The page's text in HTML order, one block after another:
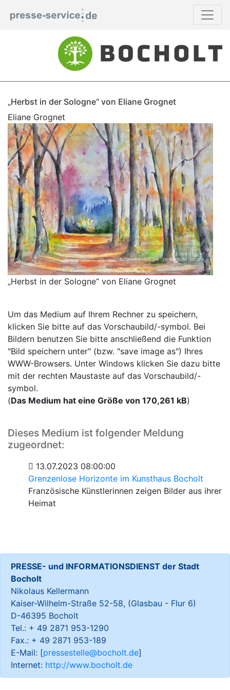
„Herbst in der Sologne“ von Eliane Grognet
Eliane Grognet
„Herbst in der Sologne“ von Eliane Grognet
Um das Medium auf Ihrem Rechner zu speichern,
klicken Sie bitte auf das Vorschaubild/-symbol. Bei
Bildern benutzen Sie bitte anschließend die Funktion
"Bild speichern unter" (bzw. "save image as") Ihres
WWW-Browsers. Unter Windows klicken Sie dazu bitte
mit der rechten Maustaste auf das Vorschaubild/-
symbol.
(Das Medium hat eine Größe von 170,261 kB)
Dieses Medium ist folgender Meldung
zugeordnet:
13.07.2023 08:00:00
Grenzenlose Horizonte im Kunsthaus Bocholt
Französische Künstlerinnen zeigen Bilder aus ihrer
Heimat
PRESSE- und INFORMATIONSDIENST der Stadt
Bocholt
Nikolaus Kellermann
Kaiser-Wilhelm-Straße 52-58, (Glasbau - Flur 6)
D-46395 Bocholt
Tel.: + 49 2871 953-1290
Fax.: + 49 2871 953-189
E-Mail: [pressestelle@bocholt.de]
Internet: http://www.bocholt.de